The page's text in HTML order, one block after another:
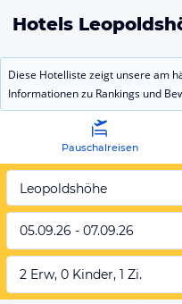
Hotels
Diese Hotelliste zeigt unsere am
Informationen zu Rankings und
Pauschalreisen
Leopoldshöhe
05.09.26 - 07.09.26
2 Erw, 0 Kinder, 1 Zi.